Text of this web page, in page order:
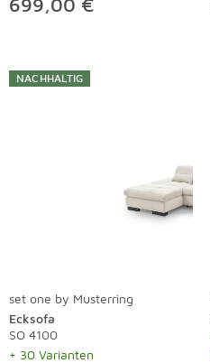
699,00 €
NACHHALTIG
set one by Musterring
Ecksofa
SO 4100
+ 30 Varianten